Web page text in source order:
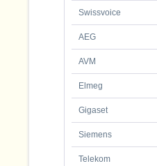
Swissvoice
AEG
AVM
Elmeg
Gigaset
Siemens
Telekom